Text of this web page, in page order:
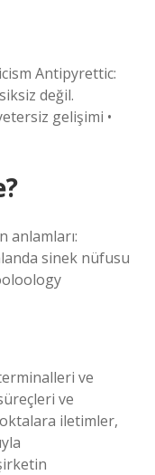
Antipyrettic:
değil.
gelişimi •
anlamları:
sinek nüfusu
ve
ve
iletimler,